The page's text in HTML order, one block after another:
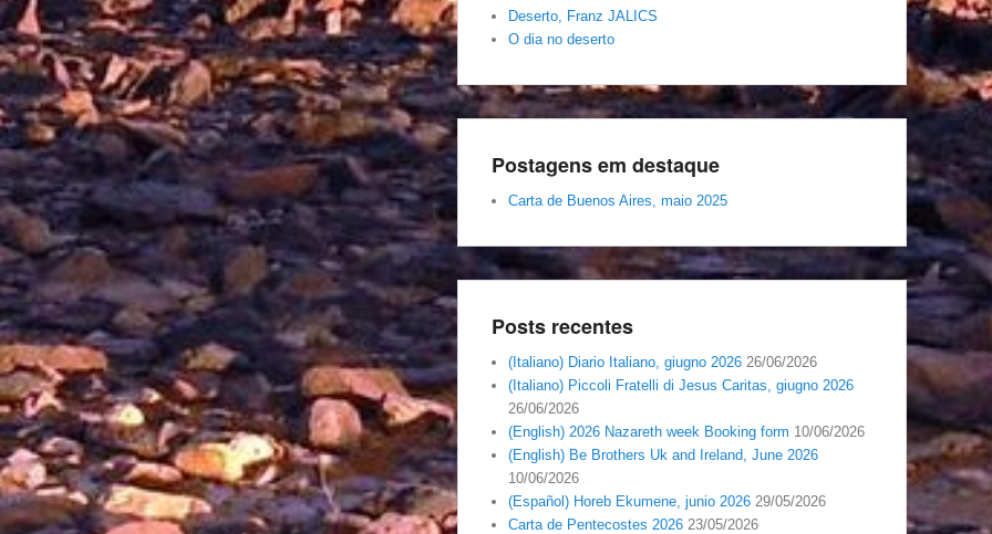
Deserto, Franz JALICS
O dia no deserto
Postagens em destaque
Carta de Buenos Aires, maio 2025
Posts recentes
(Italiano) Diario Italiano, giugno 2026 26/06/2026
(Italiano) Piccoli Fratelli di Jesus Caritas, giugno 2026
26/06/2026
(English) 2026 Nazareth week Booking form 10/06/2026
(English) Be Brothers Uk and Ireland, June 2026
10/06/2026
(Español) Horeb Ekumene, junio 2026 29/05/2026
Carta de Pentecostes 2026 23/05/2026